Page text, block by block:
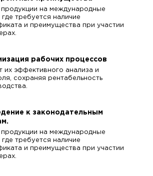
продукции на международные
где требуется наличие
и преимущества при участии
рабочих процессов
их эффективного анализа и
сохраняя рентабельность
к законодательным
продукции на международные
где требуется наличие
и преимущества при участии